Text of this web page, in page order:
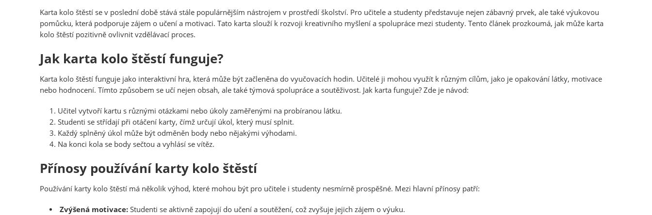
Karta kolo štěstí se v poslední době stává stále populárnějším nástrojem v prostředí školství. Pro učitele a studenty představuje nejen zábavný prvek, ale také výukovou
pomůcku, která podporuje zájem o učení a motivaci. Tato karta slouží k rozvoji kreativního myšlení a spolupráce mezi studenty. Tento článek prozkoumá, jak může karta
kolo štěstí pozitivně ovlivnit vzdělávací proces.
Jak karta kolo štěstí funguje?
Karta kolo štěstí funguje jako interaktivní hra, která může být začleněna do vyučovacích hodin. Učitelé ji mohou využít k různým cílům, jako je opakování látky, motivace
nebo hodnocení. Tímto způsobem se učí nejen obsah, ale také týmová spolupráce a soutěživost. Jak karta funguje? Zde je návod:
Učitel vytvoří kartu s různými otázkami nebo úkoly zaměřenými na probíranou látku.
Studenti se střídají při otáčení karty, čímž určují úkol, který musí splnit.
Každý splněný úkol může být odměněn body nebo nějakými výhodami.
Na konci kola se body sečtou a vyhlásí se vítěz.
Přínosy používání karty kolo štěstí
Používání karty kolo štěstí má několik výhod, které mohou být pro učitele i studenty nesmírně prospěšné. Mezi hlavní přínosy patří:
Zvýšená motivace:Studenti se aktivně zapojují do učení a soutěžení, což zvyšuje jejich zájem o výuku.